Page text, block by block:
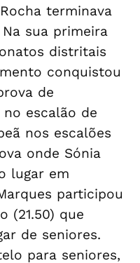
terminava
sua primeira
distritais
conquistou
de
escalão de
nos escalões
onde Sónia
lugar em
participou
(21.50) que
de seniores.
para seniores,